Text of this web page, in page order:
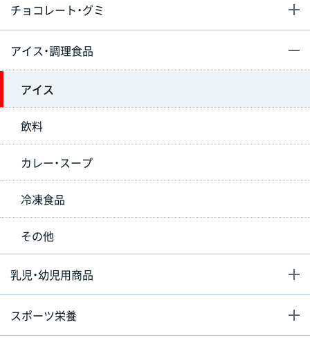
チョコレート・グミ
アイス・調理食品
アイス
飲料
カレー・スープ
冷凍食品
その他
乳児・幼児用商品
スポーツ栄養